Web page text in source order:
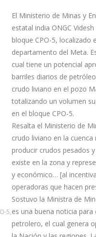
5,
El Ministerio de Minas y
estatal india ONGC
bloque CPO-5, localizado
departamento del Meta.
cual tiene un potencial
barriles diarios de
crudo liviano en el pozo
totalizando un volumen
en el bloque CPO-5.
Resalta el Ministerio de
crudo liviano en la
producir crudos pesados
existe en la zona y
y económico… [al
operadoras que hacen
Sostuvo la Ministra de
es una buena noticia
petrolero, el cual genera